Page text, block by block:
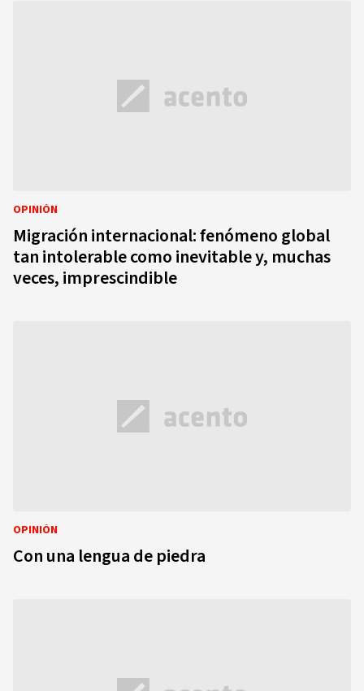
OPINIÓN
Migración internacional: fenómeno global
tan intolerable como inevitable y, muchas
veces, imprescindible
OPINIÓN
Con una lengua de piedra